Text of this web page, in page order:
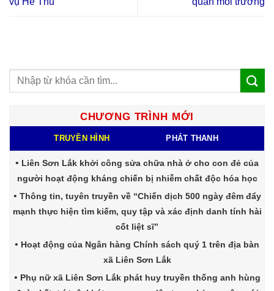
CHƯƠNG TRÌNH MỚI
TRUYỀN HÌNH PHÁT THANH
Liên Sơn Lắk khởi công sửa chữa nhà ở cho con đẻ của
người hoạt động kháng chiến bị nhiễm chất độc hóa học
Thông tin, tuyên truyền về “Chiến dịch 500 ngày đêm đẩy
mạnh thực hiện tìm kiếm, quy tập và xác định danh tính hài
cốt liệt sĩ”
Hoạt động của Ngân hàng Chính sách quý 1 trên địa bàn
xã Liên Sơn Lắk
Phụ nữ xã Liên Sơn Lắk phát huy truyền thống anh hùng